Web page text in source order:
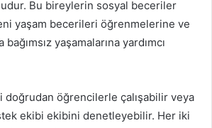
Bu bireylerin sosyal beceriler
yaşam becerileri öğrenmelerine ve
yaşamalarına yardımcı
doğrudan öğrencilerle çalışabilir veya
ekibi ekibini denetleyebilir. Her iki